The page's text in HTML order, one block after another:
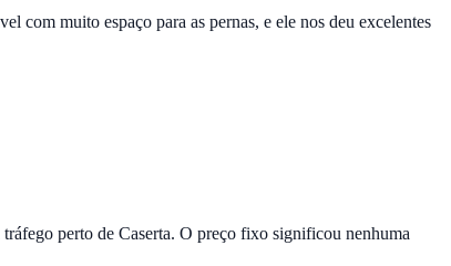
com muito espaço para as pernas, e ele nos deu excelentes
perto de Caserta. O preço fixo significou nenhuma